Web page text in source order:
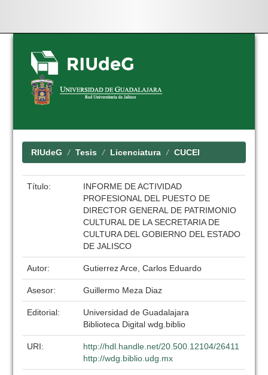
Skip
navigation
RIUdeG Tesis Licenciatura CUCEI
Título:
INFORME DE ACTIVIDAD
PROFESIONAL DEL PUESTO DE
DIRECTOR GENERAL DE PATRIMONIO
CULTURAL DE LA SECRETARIA DE
CULTURA DEL GOBIERNO DEL ESTADO
DE JALISCO
Autor: Gutierrez Arce, Carlos Eduardo
Asesor: Guillermo Meza Diaz
Editorial:
Universidad de Guadalajara
Biblioteca Digital wdg.biblio
URI:
http://hdl.handle.net/20.500.12104/26411
http://wdg.biblio.udg.mx